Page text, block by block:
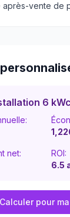
après-vente de
6 kWc
net:
ROI:
6.5
Calculer pour